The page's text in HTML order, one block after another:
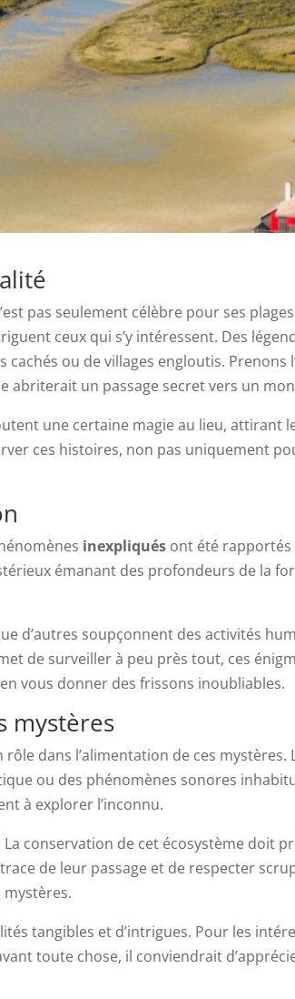
pas seulement célèbre pour ses
ceux qui s’y intéressent. Des
ou de villages engloutis. Prenons
abriterait un passage secret vers un
une certaine magie au lieu, attirant
ces histoires, non pas uniquement
inexpliqués ont été rapportés
émanant des profondeurs de la
d’autres soupçonnent des activités
de surveiller à peu près tout, ces
vous donner des frissons inoubliables.
mystères
dans l’alimentation de ces
ou des phénomènes sonores
à explorer l’inconnu.
conservation de cet écosystème doit
de leur passage et de respecter
mystères.
tangibles et d’intrigues. Pour les
toute chose, il conviendrait